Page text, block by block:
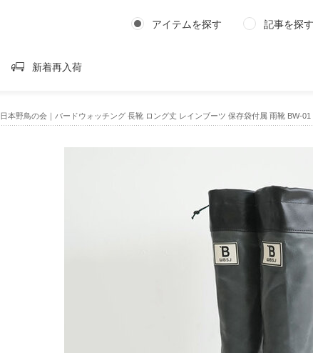
アイテムを探す 記事を探す
新着再入荷
日本野鳥の会｜バードウォッチング 長靴 ロング丈 レインブーツ 保存袋付属 雨靴 BW-01